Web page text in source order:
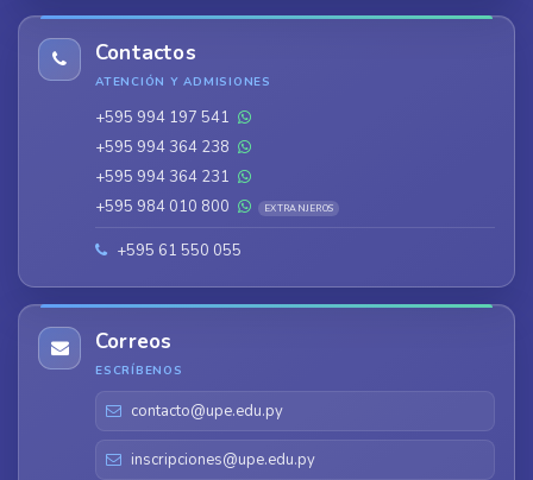
Contactos
ATENCIÓN Y ADMISIONES
+595 994 197 541
+595 994 364 238
+595 994 364 231
+595 984 010 800
EXTRANJEROS
+595 61 550 055
Correos
ESCRÍBENOS
contacto@upe.edu.py
inscripciones@upe.edu.py